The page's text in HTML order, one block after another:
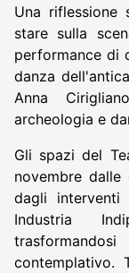
Una
stare sulla
performance di
danza
Anna
archeologia e
Gli spazi del
novembre
dagli interventi
Industria
contemplativo.